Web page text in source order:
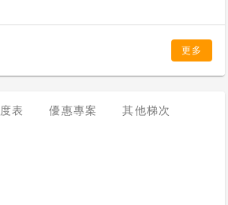
更多
表 優惠專案 其他梯次